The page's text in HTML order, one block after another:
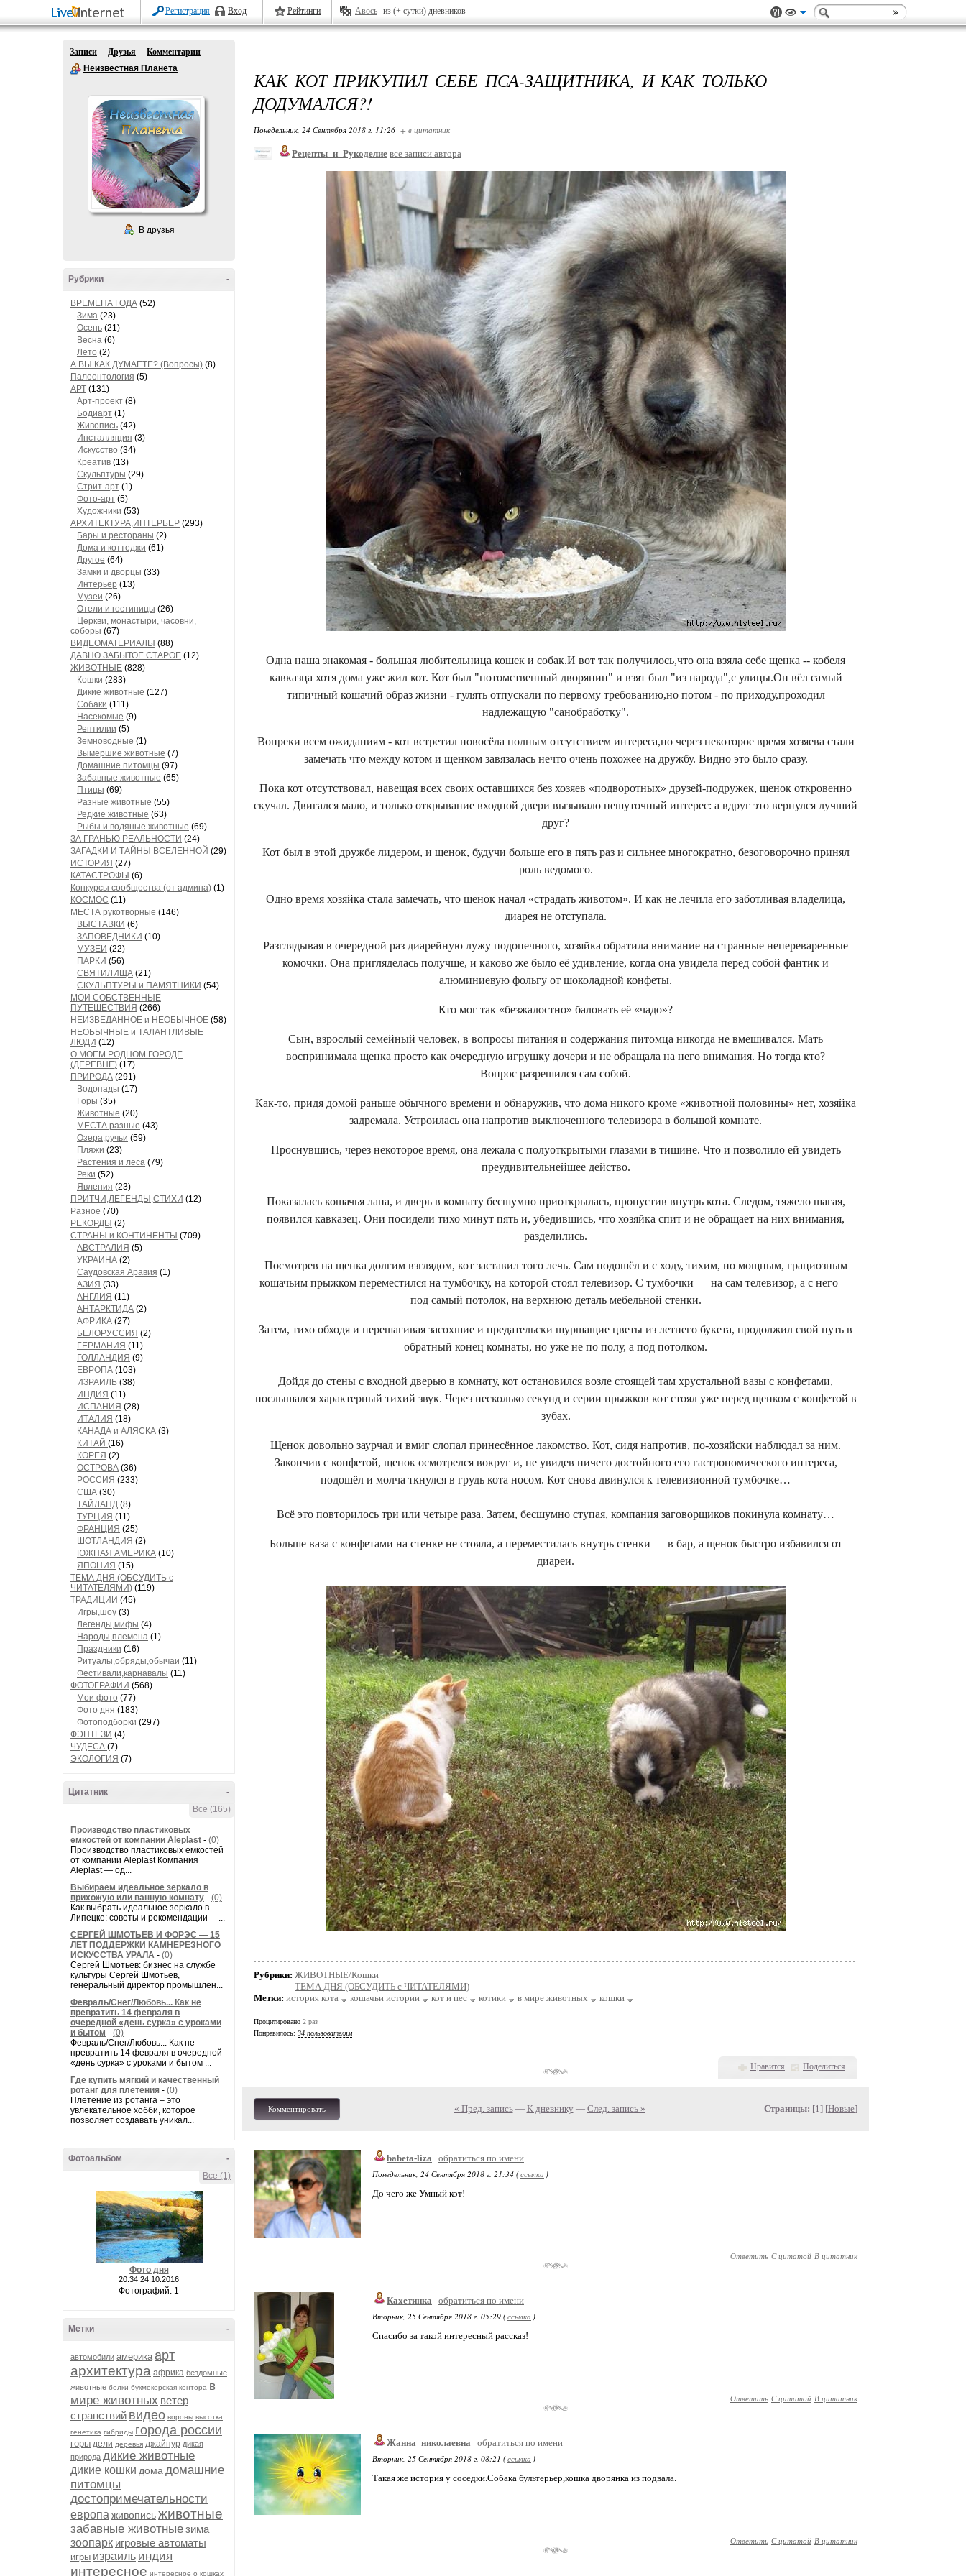
Регистрация Вход Рейтинги Авось из (+ сутки) дневников
Записи Друзья
Комментарии
Неизвестная Планета
В друзья
-
Рубрики
ВРЕМЕНА ГОДА (52)
Зима (23)
Осень (21)
Весна (6)
Лето (2)
А ВЫ КАК ДУМАЕТЕ? (Вопросы) (8)
Палеонтология (5)
АРТ (131)
Арт-проект (8)
Бодиарт (1)
Живопись (42)
Инсталляция (3)
Искусство (34)
Креатив (13)
Скульптуры (29)
Стрит-арт (1)
Фото-арт (5)
Художники (53)
АРХИТЕКТУРА,ИНТЕРЬЕР (293)
Бары и рестораны (2)
Дома и коттеджи (61)
Другое (64)
Замки и дворцы (33)
Интерьер (13)
Музеи (26)
Отели и гостиницы (26)
Церкви, монастыри, часовни,
соборы (67)
ВИДЕОМАТЕРИАЛЫ (88)
ДАВНО ЗАБЫТОЕ СТАРОЕ (12)
ЖИВОТНЫЕ (828)
Кошки (283)
Дикие животные (127)
Собаки (111)
Насекомые (9)
Рептилии (5)
Земноводные (1)
Вымершие животные (7)
Домашние питомцы (97)
Забавные животные (65)
Птицы (69)
Разные животные (55)
Редкие животные (63)
Рыбы и водяные животные (69)
ЗА ГРАНЬЮ РЕАЛЬНОСТИ (24)
ЗАГАДКИ И ТАЙНЫ ВСЕЛЕННОЙ (29)
ИСТОРИЯ (27)
КАТАСТРОФЫ (6)
Конкурсы сообщества (от админа) (1)
КОСМОС (11)
МЕСТА рукотворные (146)
ВЫСТАВКИ (6)
ЗАПОВЕДНИКИ (10)
МУЗЕИ (22)
ПАРКИ (56)
СВЯТИЛИЩА (21)
СКУЛЬПТУРЫ и ПАМЯТНИКИ (54)
МОИ СОБСТВЕННЫЕ
ПУТЕШЕСТВИЯ (266)
НЕИЗВЕДАННОЕ и НЕОБЫЧНОЕ (58)
НЕОБЫЧНЫЕ и ТАЛАНТЛИВЫЕ
ЛЮДИ (12)
О МОЕМ РОДНОМ ГОРОДЕ
(ДЕРЕВНЕ) (17)
ПРИРОДА (291)
Водопады (17)
Горы (35)
Животные (20)
МЕСТА разные (43)
Озера,ручьи (59)
Пляжи (23)
Растения и леса (79)
Реки (52)
Явления (23)
ПРИТЧИ,ЛЕГЕНДЫ,СТИХИ (12)
Разное (70)
РЕКОРДЫ (2)
СТРАНЫ и КОНТИНЕНТЫ (709)
АВСТРАЛИЯ (5)
УКРАИНА (2)
Саудовская Аравия (1)
АЗИЯ (33)
АНГЛИЯ (11)
АНТАРКТИДА (2)
АФРИКА (27)
БЕЛОРУССИЯ (2)
ГЕРМАНИЯ (11)
ГОЛЛАНДИЯ (9)
ЕВРОПА (103)
ИЗРАИЛЬ (38)
ИНДИЯ (11)
ИСПАНИЯ (28)
ИТАЛИЯ (18)
КАНАДА и АЛЯСКА (3)
КИТАЙ (16)
КОРЕЯ (2)
ОСТРОВА (36)
РОССИЯ (233)
США (30)
ТАЙЛАНД (8)
ТУРЦИЯ (11)
ФРАНЦИЯ (25)
ШОТЛАНДИЯ (2)
ЮЖНАЯ АМЕРИКА (10)
ЯПОНИЯ (15)
ТЕМА ДНЯ (ОБСУДИТЬ с
ЧИТАТЕЛЯМИ) (119)
ТРАДИЦИИ (45)
Игры,шоу (3)
Легенды,мифы (4)
Народы,племена (1)
Праздники (16)
Ритуалы,обряды,обычаи (11)
Фестивали,карнавалы (11)
ФОТОГРАФИИ (568)
Мои фото (77)
Фото дня (183)
Фотоподборки (297)
ФЭНТЕЗИ (4)
ЧУДЕСА (7)
ЭКОЛОГИЯ (7)
-
Цитатник
Все (165)
Производство пластиковых
емкостей от компании Aleplast - (0)
Производство пластиковых емкостей
от компании Aleplast Компания
Aleplast — од...
Выбираем идеальное зеркало в
прихожую или ванную комнату - (0)
Как выбрать идеальное зеркало в
Липецке: советы и рекомендации ...
СЕРГЕЙ ШМОТЬЕВ И ФОРЭС — 15
ЛЕТ ПОДДЕРЖКИ КАМНЕРЕЗНОГО
ИСКУССТВА УРАЛА - (0)
Сергей Шмотьев: бизнес на службе
культуры Сергей Шмотьев,
генеральный директор промышлен...
Февраль/Снег/Любовь... Как не
превратить 14 февраля в
очередной «день сурка» с уроками
и бытом - (0)
Февраль/Снег/Любовь... Как не
превратить 14 февраля в очередной
«день сурка» с уроками и бытом ...
Где купить мягкий и качественный
ротанг для плетения - (0)
Плетение из ротанга – это
увлекательное хобби, которое
позволяет создавать уникал...
-
Фотоальбом
Все (1)
Фото дня
20:34 24.10.2016
Фотографий: 1
-
Метки
автомобили америка арт
архитектура африка бездомные
животные белки букмекерская контора в
мире животных ветер
странствий видео вороны высотка
генетика гибриды города россии
горы дели деревья джайпур дикая
природа дикие животные
дикие кошки дома домашние
питомцы
достопримечательности
европа живописьживотные
забавные животныезима
зоопарк игровые автоматы
игры израиль индия
интересное интересное о кошках
КАК КОТ ПРИКУПИЛ СЕБЕ ПСА-ЗАЩИТНИКА, И КАК ТОЛЬКО
ДОДУМАЛСЯ?!
Понедельник, 24 Сентября 2018 г. 11:26 + в цитатник
Рецепты_и_Рукоделие все записи автора
Одна наша знакомая - большая любительница кошек и собак.И вот так получилось,что она взяла себе щенка -- кобеля
кавказца хотя дома уже жил кот. Кот был "потомственный дворянин" и взят был "из народа",с улицы.Он вёл самый
типичный кошачий образ жизни - гулять отпускали по первому требованию,но потом - по приходу,проходил
надлежащую "санобработку".
Вопреки всем ожиданиям - кот встретил новосёла полным отсутствием интереса,но через некоторое время хозяева стали
замечать что между котом и щенком завязалась нечто очень похожее на дружбу. Видно это было сразу.
Пока кот отсутствовал, навещая всех своих оставшихся без хозяев «подворотных» друзей-подружек, щенок откровенно
скучал. Двигался мало, и только открывание входной двери вызывало нешуточный интерес: а вдруг это вернулся лучший
друг?
Кот был в этой дружбе лидером, и щенок, будучи больше его в пять раз и сильнее многократно, безоговорочно принял
роль ведомого.
Одно время хозяйка стала замечать, что щенок начал «страдать животом». И как не лечила его заботливая владелица,
диарея не отступала.
Разглядывая в очередной раз диарейную лужу подопечного, хозяйка обратила внимание на странные непереваренные
комочки. Она пригляделась получше, и каково же было её удивление, когда она увидела перед собой фантик и
алюминиевую фольгу от шоколадной конфеты.
Кто мог так «безжалостно» баловать её «чадо»?
Сын, взрослый семейный человек, в вопросы питания и содержания питомца никогда не вмешивался. Мать
воспринимала щенка просто как очередную игрушку дочери и не обращала на него внимания. Но тогда кто?
Вопрос разрешился сам собой.
Как-то, придя домой раньше обычного времени и обнаружив, что дома никого кроме «животной половины» нет, хозяйка
задремала. Устроилась она напротив выключенного телевизора в большой комнате.
Проснувшись, через некоторое время, она лежала с полуоткрытыми глазами в тишине. Что и позволило ей увидеть
преудивительнейшее действо.
Показалась кошачья лапа, и дверь в комнату бесшумно приоткрылась, пропустив внутрь кота. Следом, тяжело шагая,
появился кавказец. Они посидели тихо минут пять и, убедившись, что хозяйка спит и не обращает на них внимания,
разделились.
Посмотрев на щенка долгим взглядом, кот заставил того лечь. Сам подошёл и с ходу, тихим, но мощным, грациозным
кошачьим прыжком переместился на тумбочку, на которой стоял телевизор. С тумбочки — на сам телевизор, а с него —
под самый потолок, на верхнюю деталь мебельной стенки.
Затем, тихо обходя и перешагивая засохшие и предательски шуршащие цветы из летнего букета, продолжил свой путь в
обратный конец комнаты, но уже не по полу, а под потолком.
Дойдя до стены с входной дверью в комнату, кот остановился возле стоящей там хрустальной вазы с конфетами,
послышался характерный тихий звук. Через несколько секунд и серии прыжков кот стоял уже перед щенком с конфетой в
зубах.
Щенок довольно заурчал и вмиг слопал принесённое лакомство. Кот, сидя напротив, по-хозяйски наблюдал за ним.
Закончив с конфетой, щенок осмотрелся вокруг и, не увидев ничего достойного его гастрономического интереса,
подошёл и молча ткнулся в грудь кота носом. Кот снова двинулся к телевизионной тумбочке…
Всё это повторилось три или четыре раза. Затем, бесшумно ступая, компания заговорщиков покинула комнату…
Больше ваза с конфетами на стенке не стояла, а переместилась внутрь стенки — в бар, а щенок быстро избавился от
диареи.
Рубрики: ЖИВОТНЫЕ/Кошки
ТЕМА ДНЯ (ОБСУДИТЬ с ЧИТАТЕЛЯМИ)
Метки: история кота кошачьи истории кот и пес котики в мире животных кошки
Процитировано 2 раз
Понравилось: 34 пользователям
Нравится Поделиться
Комментировать « Пред. запись— К дневнику — След. запись » Страницы: [1] [Новые]
babeta-liza
обратиться по имени
Понедельник, 24 Сентября 2018 г. 21:34 (ссылка )
До чего же Умный кот!
Ответить С цитатой В цитатник
Кахетинка
обратиться по имени
Вторник, 25 Сентября 2018 г. 05:29 (ссылка )
Спасибо за такой интересный рассказ!
Ответить С цитатой В цитатник
Жанна_николаевна
обратиться по имени
Вторник, 25 Сентября 2018 г. 08:21 (ссылка )
Такая же история у соседки.Собака бультерьер,кошка дворянка из подвала.
Ответить С цитатой В цитатник